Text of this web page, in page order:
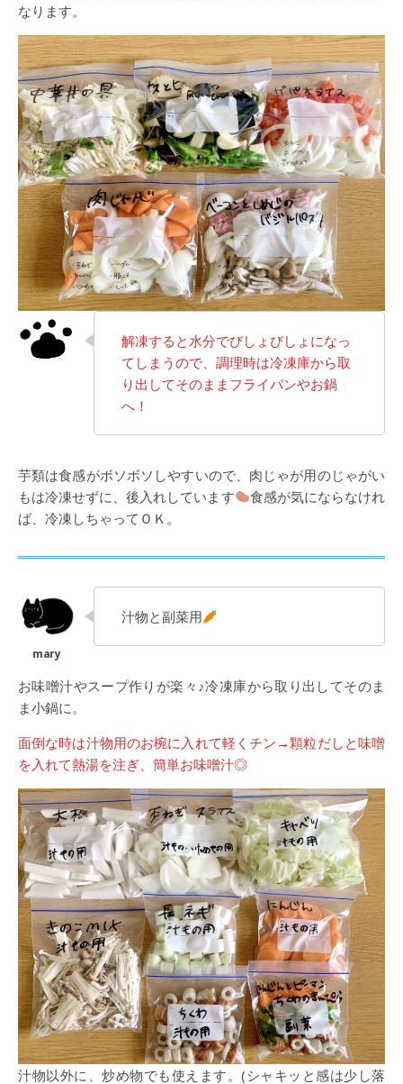
なります。
解凍すると水分でびしょびしょになっ
てしまうので、調理時は冷凍庫から取
り出してそのままフライパンやお鍋
へ！
芋類は食感がボソボソしやすいので、肉じゃが用のじゃがい
もは冷凍せずに、後入れしています
食感が気にならなけれ
ば、冷凍しちゃってＯＫ。
汁物と副菜用
お味噌汁やスープ作りが楽々♪冷凍庫から取り出してそのま
ま小鍋に。
面倒な時は汁物用のお椀に入れて軽くチン→顆粒だしと味噌
を入れて熱湯を注ぎ、簡単お味噌汁◎
汁物以外に、炒め物でも使えます。(シャキッと感は少し落